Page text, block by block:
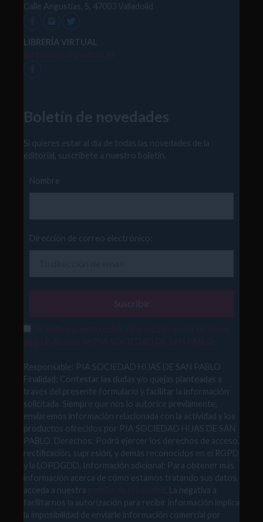
Calle Angustias, 5, 47003 Valladolid
LIBRERÍA VIRTUAL
Boletín de novedades
Si quieres estar al día de todas las novedades de la
editorial, suscríbete a nuestro boletín.
Nombre
Dirección de correo electrónico:
Responsable: PIA SOCIEDAD HIJAS DE SAN PABLO
Finalidad: Contestar las dudas y/o quejas planteadas a
través del presente formulario y facilitar la información
solicitada. Siempre que nos lo autorice previamente,
enviaremos información relacionada con la actividad y los
productos ofrecidos por PIA SOCIEDAD HIJAS DE SAN
PABLO. Derechos: Podrá ejercer los derechos de acceso,
rectificación, supresión, y demás reconocidos en el RGPD
y la LOPDGDD. Información adicional: Para obtener más
información acerca de cómo estamos tratando sus datos,
acceda a nuestra
. La negativa a
facilitarnos la autorización para recibir información implica
la imposibilidad de enviarle información comercial por